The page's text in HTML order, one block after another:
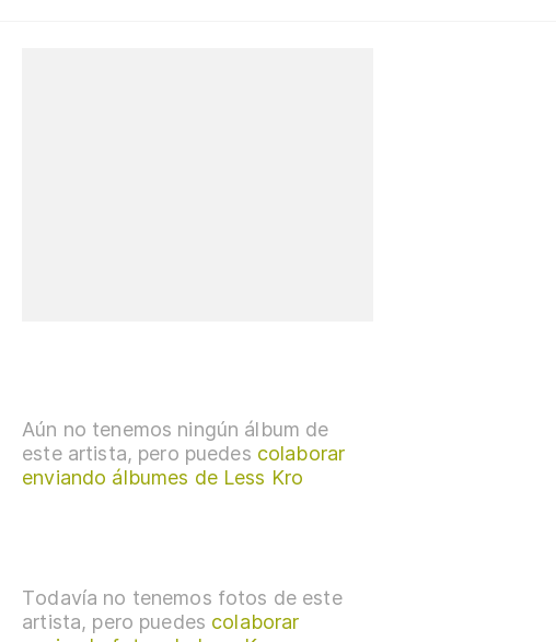
Aún no tenemos ningún álbum de
este artista, pero puedes colaborar
enviando álbumes de Less Kro
Todavía no tenemos fotos de este
artista, pero puedes colaborar